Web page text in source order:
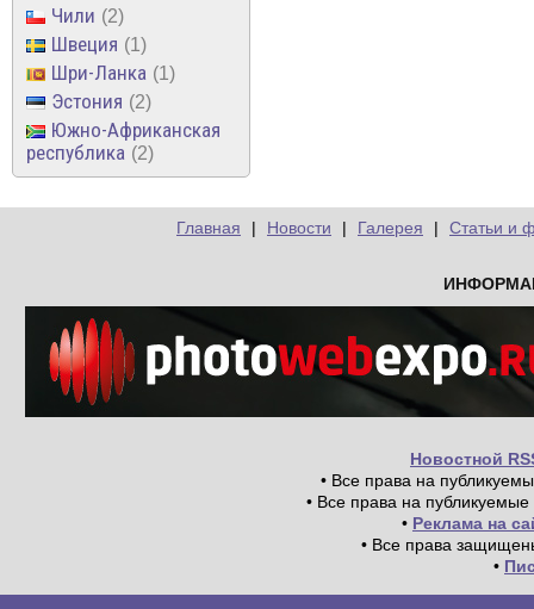
Чили 2
Швеция 1
Шри-Ланка 1
Эстония 2
Южно-Африканская
республика
2
Главная | Новости | Галерея | Статьи и
Новостной
• Все права на
• Все права на
• Реклама на
• Все права
•